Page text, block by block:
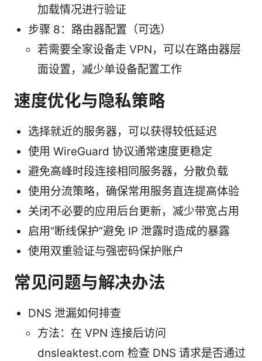
加载情况进行验证
步骤 8：路由器配置（可选）
若需要全家设备走 VPN，可以在路由器层
面设置，减少单设备配置工作
速度优化与隐私策略
选择就近的服务器，可以获得较低延迟
使用 WireGuard 协议通常速度更稳定
避免高峰时段连接相同服务器，分散负载
使用分流策略，确保常用服务直连提高体验
关闭不必要的应用后台更新，减少带宽占用
启用“断线保护”避免 IP 泄露时造成的暴露
使用双重验证与强密码保护账户
常见问题与解决办法
DNS 泄漏如何排查
方法：在 VPN 连接后访问
dnsleaktest.com 检查 DNS 请求是否通过